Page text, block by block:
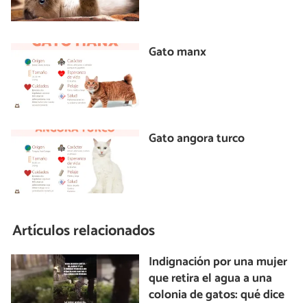
Gato manx
Gato angora turco
Artículos relacionados
Indignación por una mujer
que retira el agua a una
colonia de gatos: qué dice